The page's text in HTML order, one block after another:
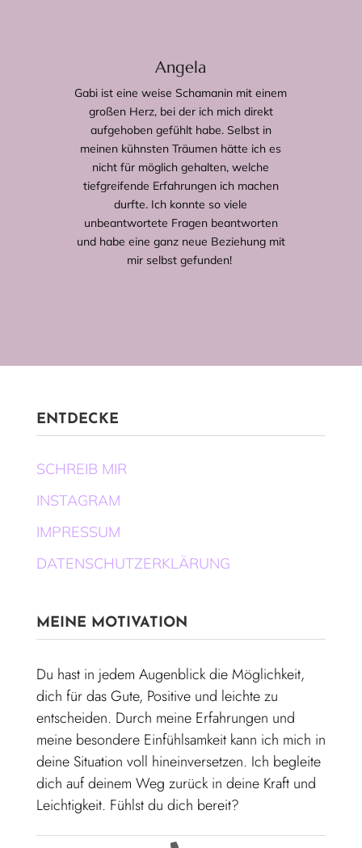
Angela
Gabi ist eine weise Schamanin mit einem
großen Herz, bei der ich mich direkt
aufgehoben gefühlt habe. Selbst in
meinen kühnsten Träumen hätte ich es
nicht für möglich gehalten, welche
tiefgreifende Erfahrungen ich machen
durfte. Ich konnte so viele
unbeantwortete Fragen beantworten
und habe eine ganz neue Beziehung mit
mir selbst gefunden!
ENTDECKE
SCHREIB MIR
INSTAGRAM
IMPRESSUM
DATENSCHUTZERKLÄRUNG
MEINE MOTIVATION
Du hast in jedem Augenblick die Möglichkeit,
dich für das Gute, Positive und leichte zu
entscheiden. Durch meine Erfahrungen und
meine besondere Einfühlsamkeit kann ich mich in
deine Situation voll hineinversetzen. Ich begleite
dich auf deinem Weg zurück in deine Kraft und
Leichtigkeit. Fühlst du dich bereit?